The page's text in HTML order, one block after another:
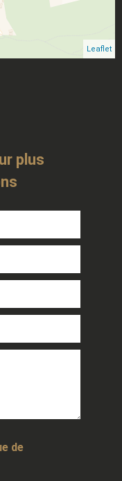
Leaflet
plus
de